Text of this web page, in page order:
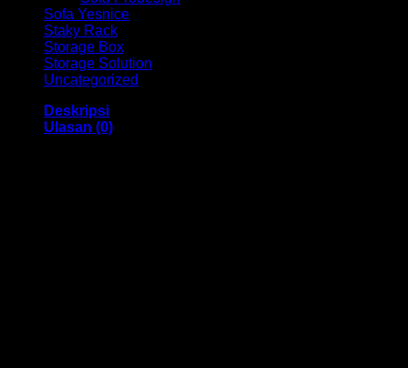
Sofa Yesnice
Staky Rack
Storage Box
Storage Solution
Uncategorized
Deskripsi
Ulasan (0)